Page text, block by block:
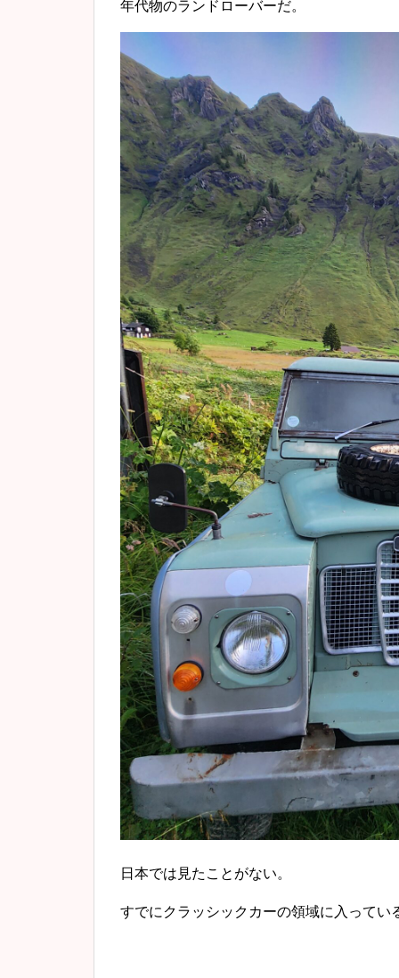
年代物のランドローバーだ。
日本では見たことがない。
すでにクラッシックカーの領域に入ってい